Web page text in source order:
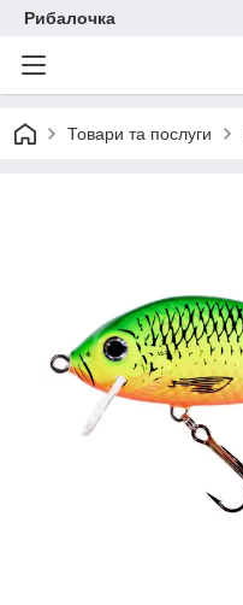
Рибалочка
Товари та послуги